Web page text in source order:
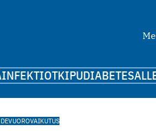
INFEKTIOTKIPUDIABETES
VUOROVAIKUTUS